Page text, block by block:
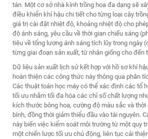
tán. Một cơ sở nhà kính trồng hoa đa dạng sẽ
điều khiển khí hậu chi tiết cho từng loại cây
giá trị cài đặt nhiệt độ, khoảng nhiệt độ cho
độ ánh sáng, yêu cầu về thời gian chiếu sáng
tiêu về tổng lượng ánh sáng tích lũy trong ngày
từng giai đoạn sản xuất, từ nhân giống cho đến
Dữ liệu sản xuất lịch sử kết hợp với hồ sơ khí
hoàn thiện các công thức này thông qua phân
Các thuật toán học máy có thể xác định các tổ
tối ưu nhằm tối đa hóa các chỉ số chất lượng
kích thước bông hoa, cường độ màu sắc và
bình, đồng thời giảm thiểu đầu vào tài nguyên.
này biến việc kiểm soát môi trường từ một quy
một chiến lược tối ưu chủ động, liên tục cải